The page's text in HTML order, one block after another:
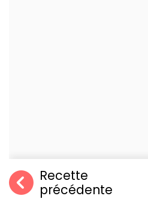
Recette
précédente